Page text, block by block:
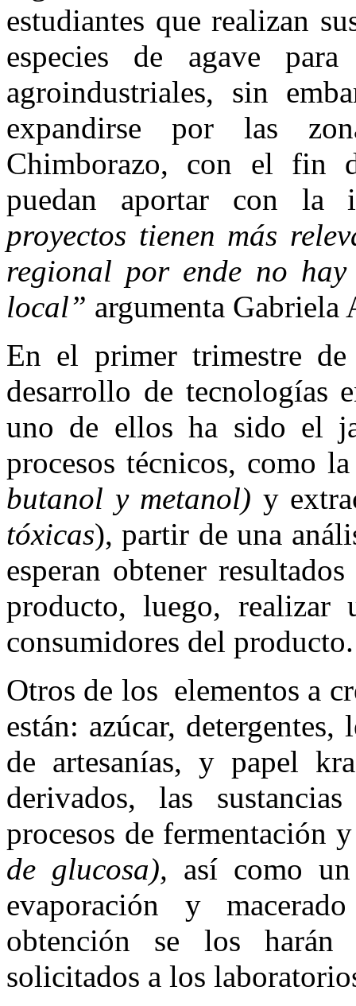
estudiantes que realizan
especies de agave
agroindustriales, sin
expandirse por las
Chimborazo, con el fin
puedan aportar con la
proyectos tienen más
regional por ende no hay
local” argumenta Gabriela
En el primer trimestre de
desarrollo de tecnologías
uno de ellos ha sido el
procesos técnicos, como
butanol y metanol) y
tóxicas), partir de una
esperan obtener
producto, luego, realizar
consumidores del producto.
Otros de los elementos a
están: azúcar,
de artesanías, y papel
derivados, las
procesos de fermentación
de glucosa), así como un
evaporación y
obtención se los
solicitados a los